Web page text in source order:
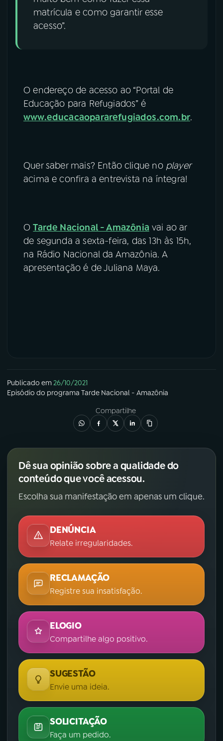
matrícula e como garantir esse
acesso”.
O endereço de acesso ao “Portal de
Educação para Refugiados” é
www.educacaopararefugiados.com.br.
Quer saber mais? Então clique no player
acima e confira a entrevista na íntegra!
OTarde Nacional - Amazônia vai ao ar
de segunda a sexta-feira, das 13h às 15h,
na Rádio Nacional da Amazônia. A
apresentação é de Juliana Maya.
Publicado em26/10/2021
Episódio do programa Tarde Nacional - Amazônia
Compartilhe
Dê sua opinião sobre a qualidade do
conteúdo que você acessou.
Escolha sua manifestação em apenas um clique.
DENÚNCIA
Relate irregularidades.
RECLAMAÇÃO
Registre sua insatisfação.
ELOGIO
Compartilhe algo positivo.
SUGESTÃO
Envie uma ideia.
SOLICITAÇÃO
Faça um pedido.